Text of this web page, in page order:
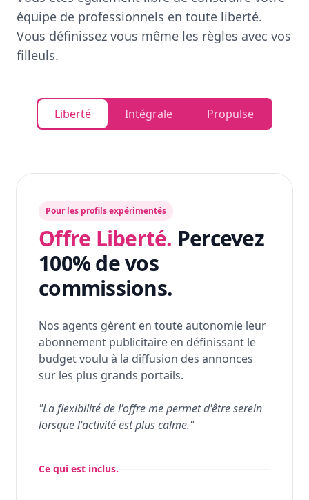
équipe de professionnels en toute liberté.
Vous définissez vous même les règles avec vos
filleuls.
Liberté Intégrale Propulse
Pour les profils expérimentés
Offre Liberté. Percevez
100% de vos
commissions.
Nos agents gèrent en toute autonomie leur
abonnement publicitaire en définissant le
budget voulu à la diffusion des annonces
sur les plus grands portails.
"La flexibilité de l'offre me permet d'être serein
lorsque l'activité est plus calme."
Ce qui est inclus.